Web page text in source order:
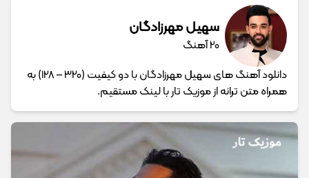
سهیل مهرزادگان
20 آهنگ
دانلود آهنگ های سهیل مهرزادگان با دو کیفیت (320 – 128) به
همراه متن ترانه از موزیک تار با لینک مستقیم.